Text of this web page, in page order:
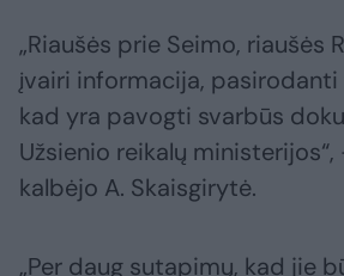
„Riaušės prie Seimo, riaušės
įvairi informacija,
kad yra pavogti svarbūs
Užsienio reikalų ministerijos“,
kalbėjo A. Skaisgirytė.
„Per daug sutapimų, kad jie